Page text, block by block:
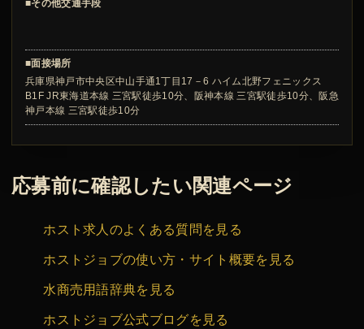
■その他交通手段
■面接場所
兵庫県神戸市中央区中山手通1丁目17－6 ハイム北野フェニックス
B1F JR東海道本線 三宮駅徒歩10分、阪神本線 三宮駅徒歩10分、阪急
神戸本線 三宮駅徒歩10分
応募前に確認したい関連ページ
ホスト求人のよくある質問を見る
ホストジョブの使い方・サイト概要を見る
水商売用語辞典を見る
ホストジョブ公式ブログを見る